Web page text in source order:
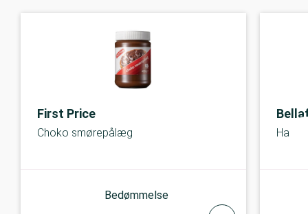
First Price
Choko smørepålæg
Bedømmelse